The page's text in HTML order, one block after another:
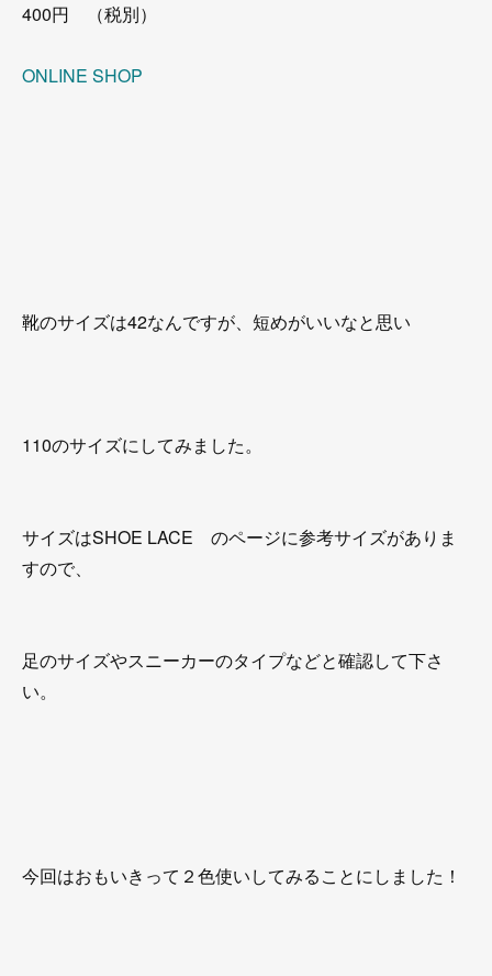
400円 （税別）
ONLINE SHOP
靴のサイズは42なんですが、短めがいいなと思い
110のサイズにしてみました。
サイズはSHOE LACE のページに参考サイズがありま
すので、
足のサイズやスニーカーのタイプなどと確認して下さ
い。
今回はおもいきって２色使いしてみることにしました！